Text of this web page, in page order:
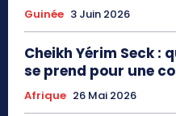
Guinée 3 Juin 2026
Cheikh Yérim Seck :
se prend pour une
Afrique 26 Mai 2026